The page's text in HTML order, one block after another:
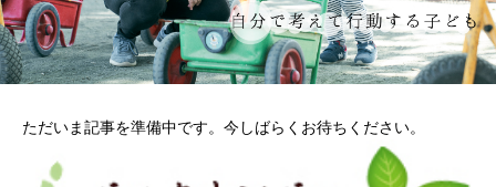
ただいま記事を準備中です。今しばらくお待ちください。